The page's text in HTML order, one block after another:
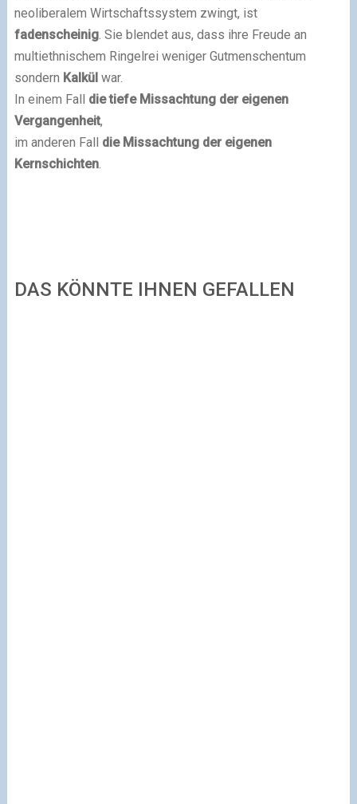
neoliberalem Wirtschaftssystem zwingt, ist
fadenscheinig. Sie blendet aus, dass ihre Freude an
multiethnischem Ringelrei weniger Gutmenschentum
sondern Kalkül war.
In einem Fall die tiefe Missachtung der eigenen
Vergangenheit,
im anderen Fall die Missachtung der eigenen
Kernschichten.
DAS KÖNNTE IHNEN GEFALLEN